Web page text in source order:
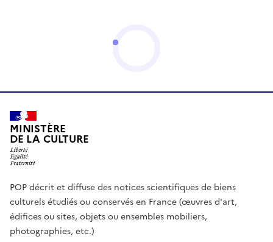
MINISTÈRE
DE LA CULTURE
POP décrit et diffuse des notices scientifiques de biens
culturels étudiés ou conservés en France (œuvres d'art,
édifices ou sites, objets ou ensembles mobiliers,
photographies, etc.)